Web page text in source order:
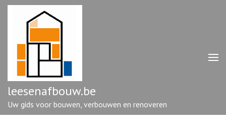
Ga
enter)
leesenafbouw.be
Uw gids voor bouwen, verbouwen en renoveren